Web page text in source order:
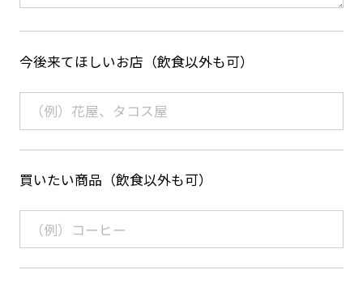
今後来てほしいお店（飲食以外も可）
買いたい商品（飲食以外も可）